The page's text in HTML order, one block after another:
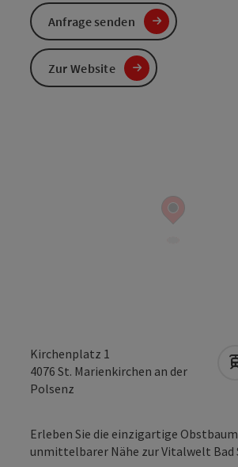
Kirchenplatz 1
4076 St. Marienkirchen an der
Polsenz
Erleben Sie die einzigartige
unmittelbarer Nähe zur Vitalwelt Bad
Anfrage senden
Zur Website